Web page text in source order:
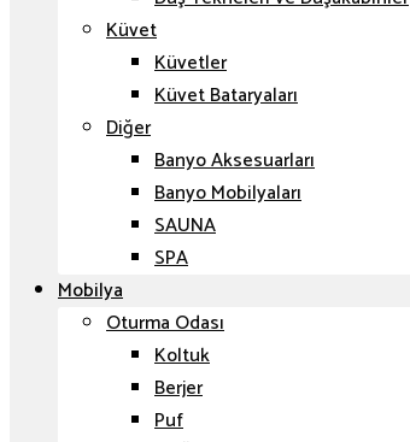
Küvet
Küvetler
Küvet Bataryaları
Diğer
Banyo Aksesuarları
Banyo Mobilyaları
SAUNA
SPA
Mobilya
Oturma Odası
Koltuk
Berjer
Puf